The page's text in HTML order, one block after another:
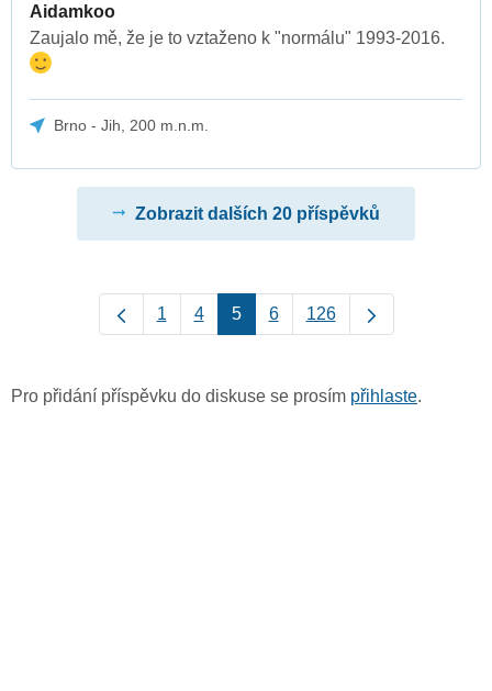
Aidamkoo
Zaujalo mě, že je to vztaženo k "normálu" 1993-2016.
Brno - Jih, 200 m.n.m.
Zobrazit dalších 20 příspěvků
1 4 5 6 126
Pro přidání příspěvku do diskuse se prosím přihlaste.